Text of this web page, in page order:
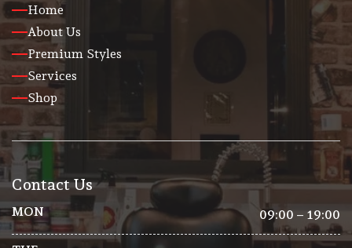
Home
About Us
Premium Styles
Services
Shop
Contact Us
MON 09:00 – 19:00